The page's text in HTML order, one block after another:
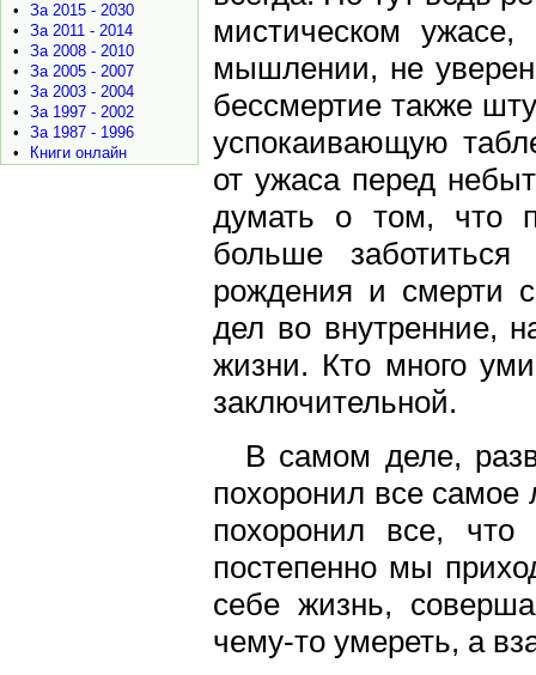
•
За 2015 - 2030
•
За 2011 - 2014
•
За 2008 - 2010
•
За 2005 - 2007
•
За 2003 - 2004
•
За 1997 - 2002
•
За 1987 - 1996
•
Книги онлайн
мистическом
мышлении, не
бессмертие также
успокаивающую
от ужаса перед
думать о том, что
больше
рождения и смерти
дел во внутренние,
жизни. Кто много
заключительной.
В самом деле,
похоронил все
похоронил все,
постепенно мы
себе жизнь,
чему-то умереть, а